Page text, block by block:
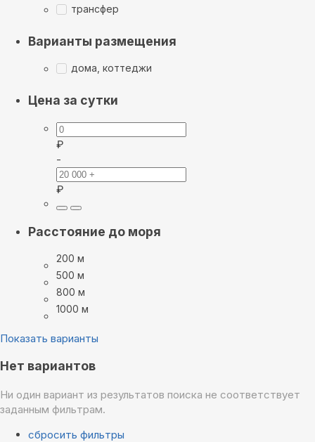
трансфер
Варианты размещения
дома, коттеджи
Цена за сутки
₽
-
₽
Расстояние до моря
200 м
500 м
800 м
1000 м
Показать варианты
Нет вариантов
Ни один вариант из результатов поиска не соответствует
заданным фильтрам.
сбросить фильтры